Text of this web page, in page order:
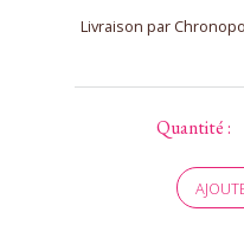
Livraison par
Quantité :